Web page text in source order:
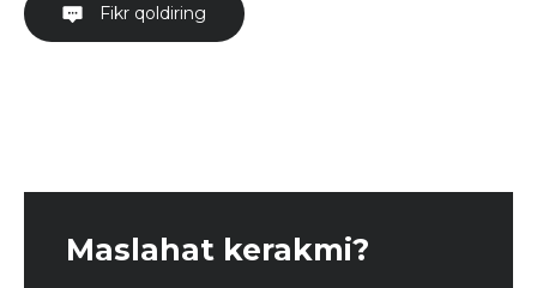
Fikr qoldiring
Maslahat kerakmi?